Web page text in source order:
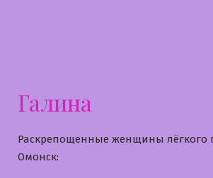
Галина
Раскрепощенные женщины лёгкого
Омонск: